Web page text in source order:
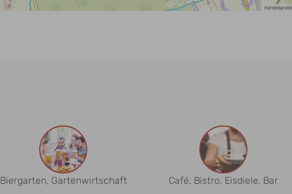
Biergarten, Gartenwirtschaft Café, Bistro, Eisdiele, Bar